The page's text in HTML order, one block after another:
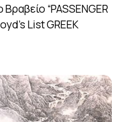
“PASSENGER
List GREEK